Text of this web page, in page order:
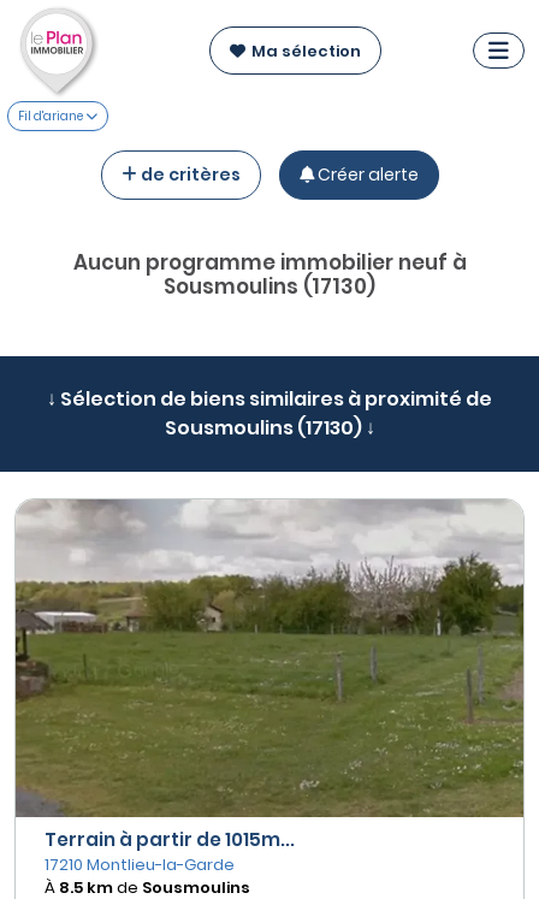
Ma sélection
Fil d'ariane
de critères Créer alerte
Aucun programme immobilier neuf à
Sousmoulins (17130)
↓ Sélection de biens similaires à proximité de
Sousmoulins (17130) ↓
Terrain à partir de 1015m...
17210 Montlieu-la-Garde
À 8.5 kmde Sousmoulins